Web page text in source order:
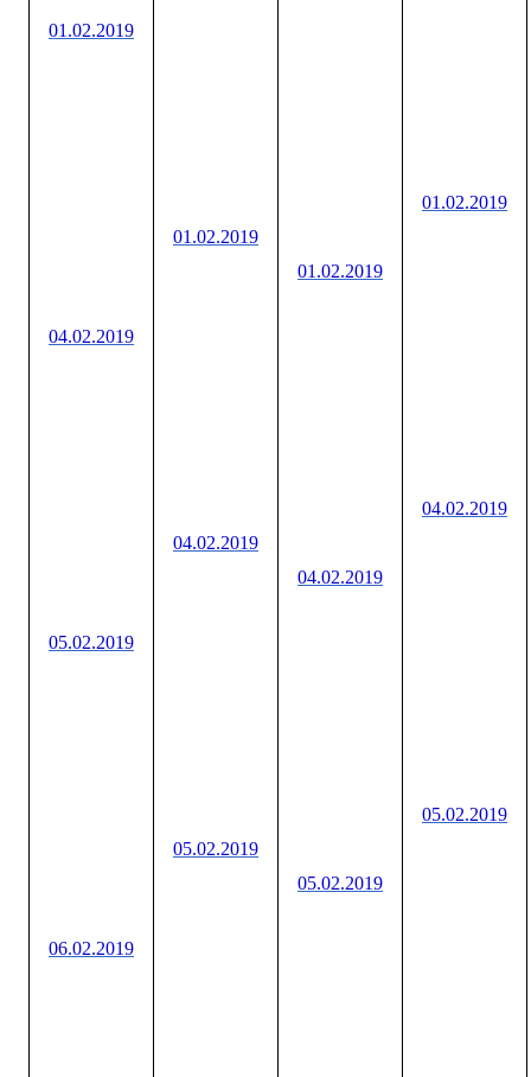
01.02.2019
04.02.2019
05.02.2019
06.02.2019
01.02.2019
04.02.2019
05.02.2019
01.02.2019
04.02.2019
05.02.2019
01.02.2019
04.02.2019
05.02.2019